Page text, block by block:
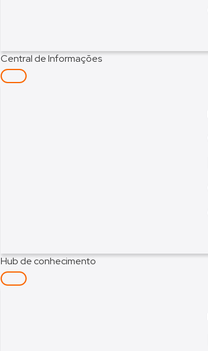
Central de Informações
Hub de conhecimento